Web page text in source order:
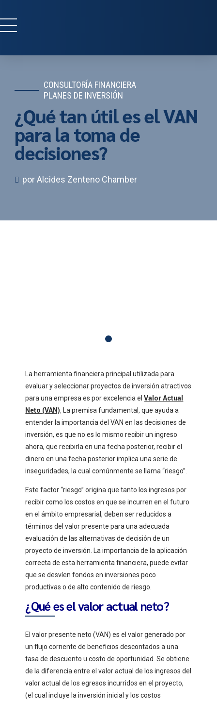
CONSULTORÍA FINANCIERA
PLANES DE INVERSIÓN
¿Qué tan útil es el VAN
para la toma de
decisiones?
por Alcides Zenteno Chamber
La herramienta financiera principal utilizada para
evaluar y seleccionar proyectos de inversión atractivos
para una empresa es por excelencia elValor Actual
Neto (VAN) . La premisa fundamental, que ayuda a
entender la importancia del VAN en las decisiones de
inversión, es que no es lo mismo recibir un ingreso
ahora, que recibirla en una fecha posterior, recibir el
dinero en una fecha posterior implica una serie de
inseguridades, la cual comúnmente se llama “riesgo”.
Este factor “riesgo” origina que tanto los ingresos por
recibir como los costos en que se incurren en el futuro
en el ámbito empresarial, deben ser reducidos a
términos del valor presente para una adecuada
evaluación de las alternativas de decisión de un
proyecto de inversión. La importancia de la aplicación
correcta de esta herramienta financiera, puede evitar
que se desvíen fondos en inversiones poco
productivas o de alto contenido de riesgo.
¿Qué es el valor actual neto?
El valor presente neto (VAN) es el valor generado por
un flujo corriente de beneficios descontados a una
tasa de descuento u costo de oportunidad. Se obtiene
de la diferencia entre el valor actual de los ingresos del
valor actual de los egresos incurridos en el proyecto,
(el cual incluye la inversión inicial y los costos